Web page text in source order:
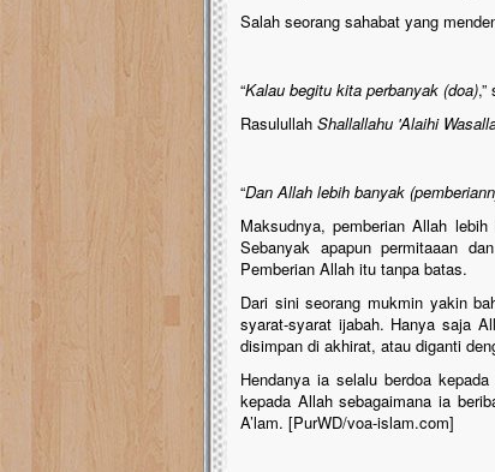
Salah seorang sahabat yang
“Kalau begitu kita perbanyak (doa)
Rasulullah Shallallahu 'Alaihi
“Dan Allah lebih banyak
Maksudnya, pemberian Allah
Sebanyak apapun permitaaan
Pemberian Allah itu tanpa batas.
Dari sini seorang mukmin yakin
syarat-syarat ijabah. Hanya saja
disimpan di akhirat, atau diganti
Hendanya ia selalu berdoa
kepada Allah sebagaimana ia
A’lam. [PurWD/voa-islam.com]